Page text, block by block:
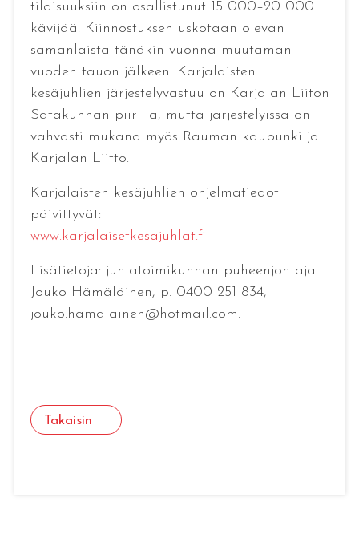
tilaisuuksiin on osallistunut 15 000–20 000
kävijää. Kiinnostuksen uskotaan olevan
samanlaista tänäkin vuonna muutaman
vuoden tauon jälkeen. Karjalaisten
kesäjuhlien järjestelyvastuu on Karjalan Liiton
Satakunnan piirillä, mutta järjestelyissä on
vahvasti mukana myös Rauman kaupunki ja
Karjalan Liitto.
Karjalaisten kesäjuhlien ohjelmatiedot
päivittyvät:
www.karjalaisetkesajuhlat.fi
Lisätietoja: juhlatoimikunnan puheenjohtaja
Jouko Hämäläinen, p. 0400 251 834,
jouko.hamalainen@hotmail.com.
Takaisin